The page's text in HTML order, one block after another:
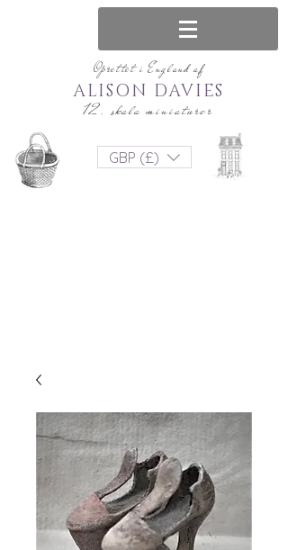
Oprettet i England af
12. skala miniaturer
ALISON DAVIES
GBP (£)